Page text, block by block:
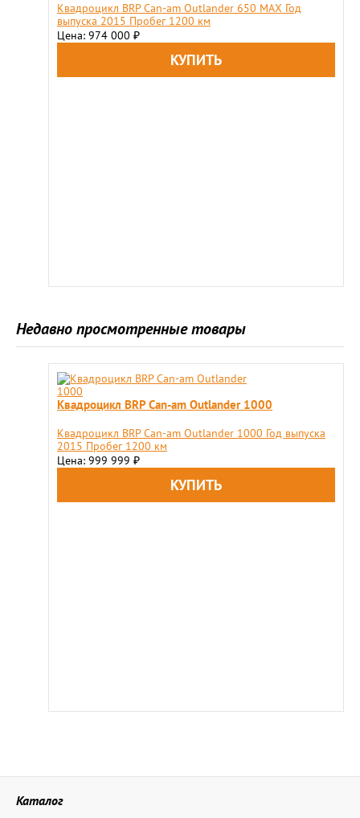
Квадроцикл BRP Сan-am Outlander 650 MAX Год
выпуска 2015 Пробег 1200 км
Цена: 974 000 ₽
Недавно просмотренные товары
Квадроцикл BRP Сan-am Outlander 1000
Квадроцикл BRP Сan-am Outlander 1000 Год выпуска
2015 Пробег 1200 км
Цена: 999 999 ₽
Каталог